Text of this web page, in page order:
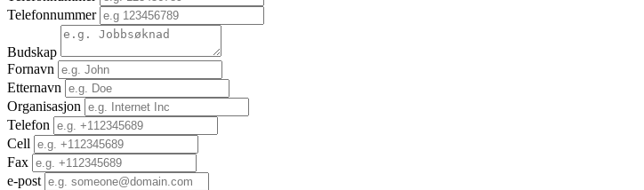
Telefonnummer
Budskap
Fornavn
Etternavn
Organisasjon
Telefon
Cell
Fax
e-post